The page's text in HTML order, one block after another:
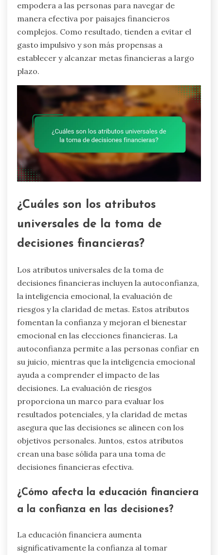
empodera a las personas para navegar de
manera efectiva por paisajes financieros
complejos. Como resultado, tienden a evitar el
gasto impulsivo y son más propensas a
establecer y alcanzar metas financieras a largo
plazo.
¿Cuáles son los atributos
universales de la toma de
decisiones financieras?
Los atributos universales de la toma de
decisiones financieras incluyen la autoconfianza,
la inteligencia emocional, la evaluación de
riesgos y la claridad de metas. Estos atributos
fomentan la confianza y mejoran el bienestar
emocional en las elecciones financieras. La
autoconfianza permite a las personas confiar en
su juicio, mientras que la inteligencia emocional
ayuda a comprender el impacto de las
decisiones. La evaluación de riesgos
proporciona un marco para evaluar los
resultados potenciales, y la claridad de metas
asegura que las decisiones se alineen con los
objetivos personales. Juntos, estos atributos
crean una base sólida para una toma de
decisiones financieras efectiva.
¿Cómo afecta la educación financiera
a la confianza en las decisiones?
La educación financiera aumenta
significativamente la confianza al tomar